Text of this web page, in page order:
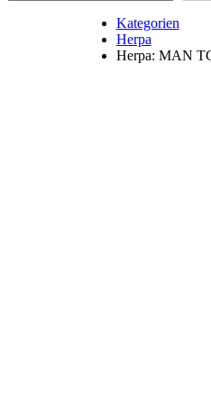
Kategorien
Herpa
Herpa: MAN